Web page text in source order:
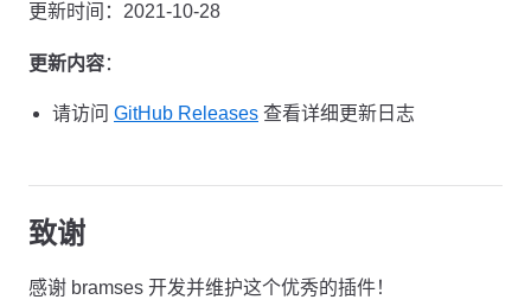
更新时间：2021-10-28
更新内容：
请访问 GitHub Releases 查看详细更新日志
致谢
感谢 bramses 开发并维护这个优秀的插件！